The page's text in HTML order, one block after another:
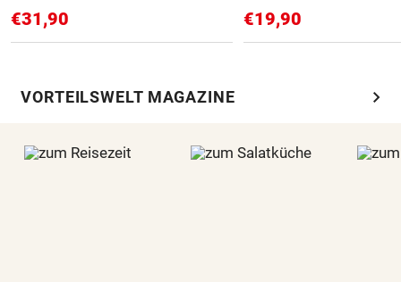
€31,90 €19,90
VORTEILSWELT MAGAZINE chevron_right